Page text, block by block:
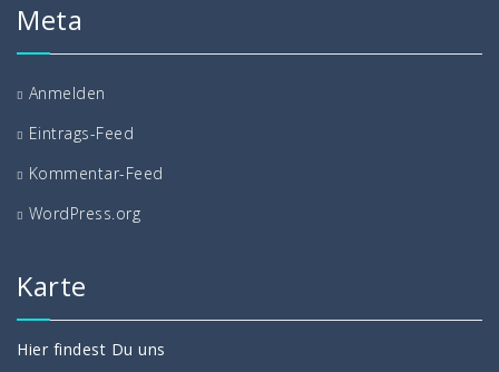
Meta
Anmelden
Eintrags-Feed
Kommentar-Feed
WordPress.org
Karte
Hier findest Du uns